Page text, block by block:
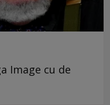
Image cu de